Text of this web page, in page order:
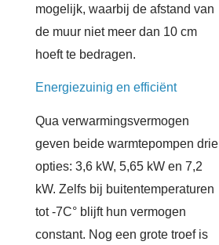
mogelijk, waarbij de afstand van
de muur niet meer dan 10 cm
hoeft te bedragen.
Energiezuinig en efficiënt
Qua verwarmingsvermogen
geven beide warmtepompen drie
opties: 3,6 kW, 5,65 kW en 7,2
kW. Zelfs bij buitentemperaturen
tot -7C° blijft hun vermogen
constant. Nog een grote troef is